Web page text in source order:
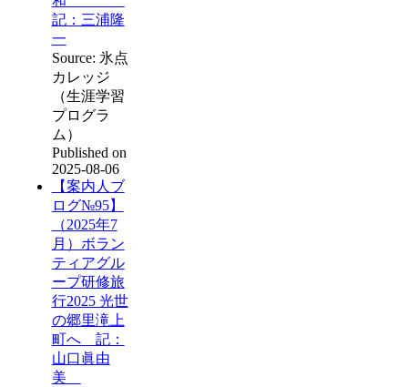
記：三浦隆
一
Source: 氷点
カレッジ
（生涯学習
プログラ
ム）
Published on
2025-08-06
【案内人ブ
ログ№95】
（2025年7
月）ボラン
ティアグル
ープ研修旅
行2025 光世
の郷里滝上
町へ 記：
山口眞由
美